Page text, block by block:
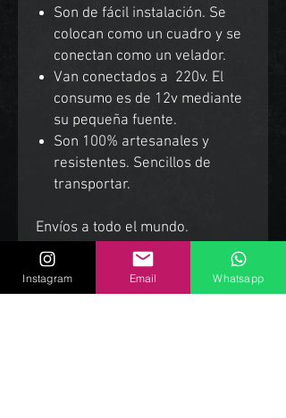
Son de fácil instalación. Se
colocan como un cuadro y se
conectan como un velador.
Van conectados a 220v. El
consumo es de 12v mediante
su pequeña fuente.
Son 100% artesanales y
resistentes. Sencillos de
transportar.
Envíos a todo el mundo.
Instagram Email Whatsapp